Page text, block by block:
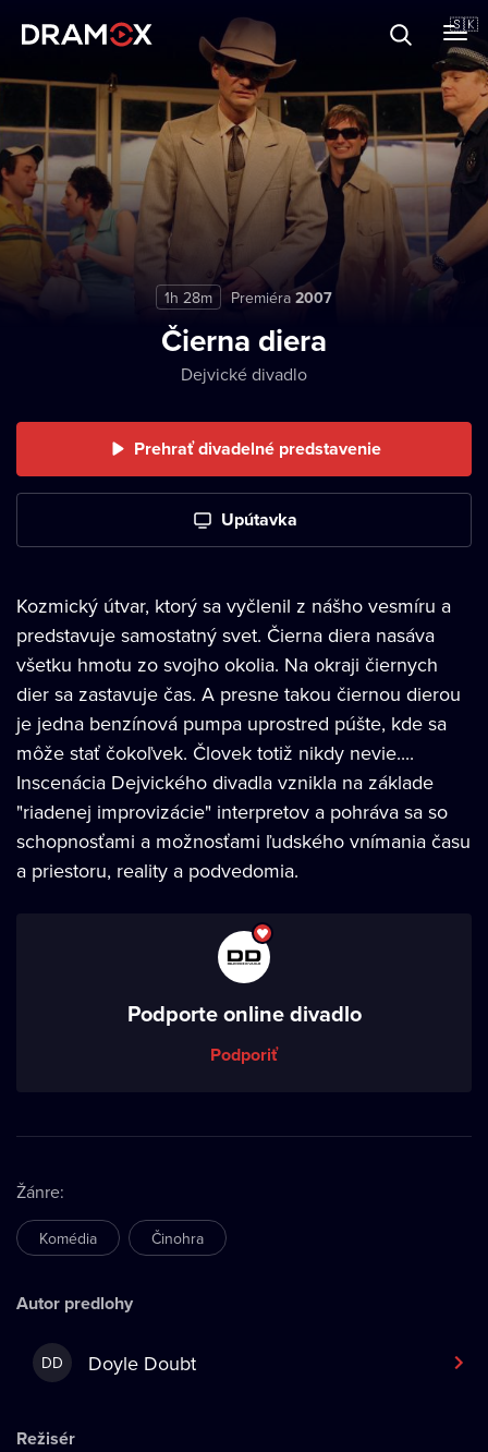
🇸🇰
Darčekové poukazy
Zaregistrujte sa
1h 28m Premiéra 2007
Čierna diera
Dejvické divadlo
Prehrať divadelné predstavenie
Upútavka
Kozmický útvar, ktorý sa vyčlenil z nášho vesmíru a
predstavuje samostatný svet. Čierna diera nasáva
všetku hmotu zo svojho okolia. Na okraji čiernych
dier sa zastavuje čas. A presne takou čiernou dierou
je jedna benzínová pumpa uprostred púšte, kde sa
môže stať čokoľvek. Človek totiž nikdy nevie....
Inscenácia Dejvického divadla vznikla na základe
"riadenej improvizácie" interpretov a pohráva sa so
schopnosťami a možnosťami ľudského vnímania času
a priestoru, reality a podvedomia.
Podporte online divadlo
Podporiť
Žánre:
Komédia Činohra
Autor predlohy
DD Doyle Doubt
Režisér